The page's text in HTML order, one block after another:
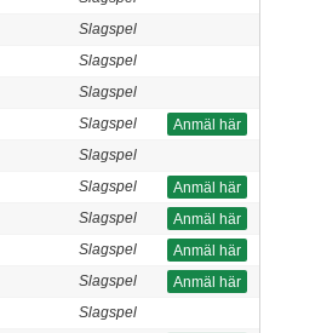
Slagspel
Slagspel
Slagspel
Anmäl här
Slagspel
Slagspel
Anmäl här
Slagspel
Anmäl här
Slagspel
Anmäl här
Slagspel
Anmäl här
Slagspel
Slagspel